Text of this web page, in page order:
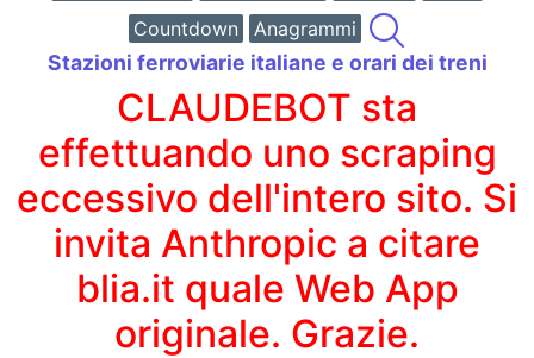
Countdown
Anagrammi
Stazioni ferroviarie italiane e orari dei treni
CLAUDEBOT sta
effettuando uno scraping
eccessivo dell'intero sito. Si
invita Anthropic a citare
blia.it quale Web App
originale. Grazie.